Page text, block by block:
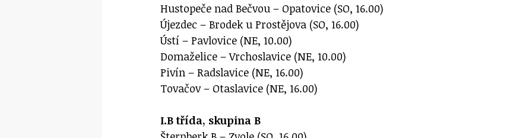
Hustopeče nad Bečvou – Opatovice (SO, 16.00)
Újezdec – Brodek u Prostějova (SO, 16.00)
Ústí – Pavlovice (NE, 10.00)
Domaželice – Vrchoslavice (NE, 10.00)
Pivín – Radslavice (NE, 16.00)
Tovačov – Otaslavice (NE, 16.00)
I.B třída, skupina B